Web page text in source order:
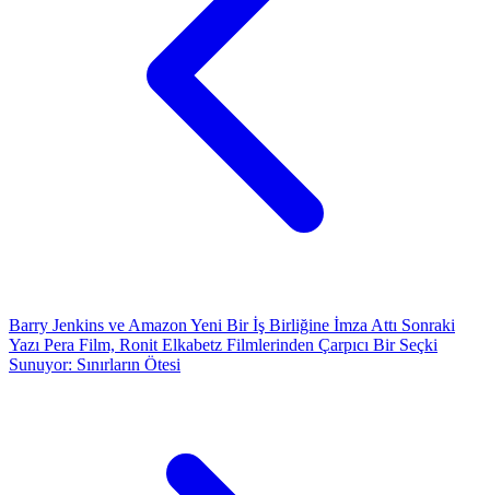
Barry Jenkins ve Amazon Yeni Bir İş Birliğine İmza Attı Sonraki
Yazı Pera Film, Ronit Elkabetz Filmlerinden Çarpıcı Bir Seçki
Sunuyor: Sınırların Ötesi